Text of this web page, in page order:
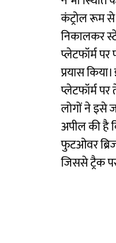
कंट्रोल रूम से
निकालकर
प्लेटफॉर्म
प्रयास
प्लेटफॉर्म पर
लोगों ने इसे
अपील की है
फुटओवर
जिससे ट्रैक